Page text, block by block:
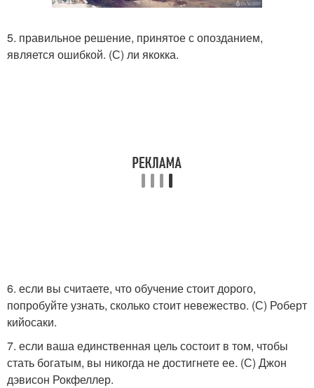
5. правильное решение, принятое с опозданием,
является ошибкой. (С) ли якокка.
6. если вы считаете, что обучение стоит дорого,
попробуйте узнать, сколько стоит невежество. (С) Роберт
кийосаки.
7. если ваша единственная цель состоит в том, чтобы
стать богатым, вы никогда не достигнете ее. (С) Джон
дэвисон Рокфеллер.